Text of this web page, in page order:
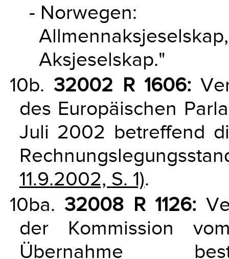
- Norwegen:
Allmennaksjeselskap,
Aksjeselskap."
10b. 32002 R 1606:
des Europäischen
Juli 2002 betreffend
11.9.2002, S. 1).
10ba. 32008 R 1126:
der Kommission
Übernahme